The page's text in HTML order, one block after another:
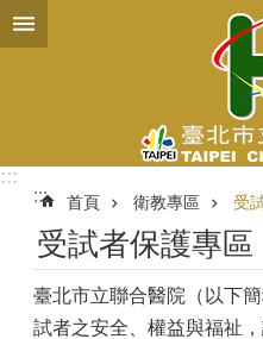
跳到主要內容區塊
:::
:::
首頁 衛教專區 受
受試者保護專區
臺北市立聯合醫院（以下
試者之安全、權益與福祉